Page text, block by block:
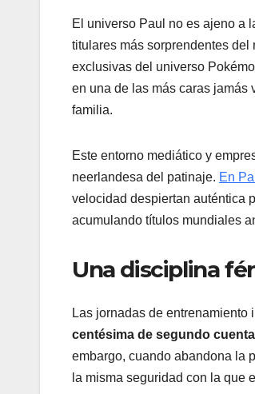
El universo Paul no es ajeno a
titulares más sorprendentes
exclusivas del universo
en una de las más caras jamás
familia.
Este entorno mediático y
neerlandesa del patinaje. En
velocidad despiertan auténtica
acumulando títulos mundiales
Una disciplina
Las jornadas de
centésima de segundo cuenta
embargo, cuando abandona la
la misma seguridad con la que